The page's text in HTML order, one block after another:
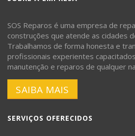
SOS Reparos é uma empresa de
construções que atende as cidades
Trabalhamos de forma honesta e
profissionais experientes
manutenção e reparos de qualquer
SAIBA MAIS
SERVIÇOS OFERECIDOS